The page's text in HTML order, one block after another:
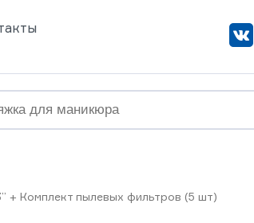
+ Комплект пылевых фильтров (5 шт)